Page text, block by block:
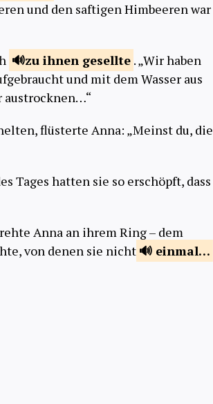
und den saftigen Himbeeren war
zu ihnen gesellte . „Wir haben
und mit dem Wasser aus
austrocknen…“
flüsterte Anna: „Meinst du, die
Tages hatten sie so erschöpft, dass
Anna an ihrem Ring – dem
von denen sie nicht
einmal…